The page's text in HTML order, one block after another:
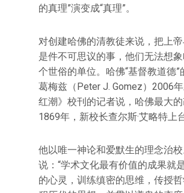
的真理”演变成“真理”。
对创建哈佛的清教徒来说，把上
是件不可思议的事，他们无法想
个世俗的单位。哈佛“基督教道德”
葛梅兹（Peter J. Gomez）2006
红潮》校刊的记者说，哈佛最大
1869年，新校长查尔斯·艾略特上台
他以唯一神论和爱默生的理念治
说：“学术文化最有价值的成果就
的心灵，训练缜密的思维，传授